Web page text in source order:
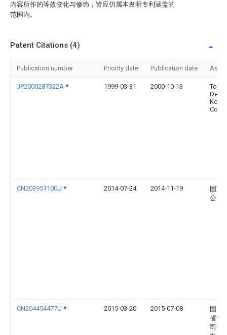
内容所作的等效变化与修饰，皆应仍属本发明专利涵盖的
范围内。
Patent Citations (4)
Publication number Priority date Publication date
JP2000287322A * 1999-03-31 2000-10-13
Tokyo
Denki
Co
CN203951100U * 2014-07-24 2014-11-19
国家
公司
CN204454477U * 2015-03-20 2015-07-08
国网
省电
司晋